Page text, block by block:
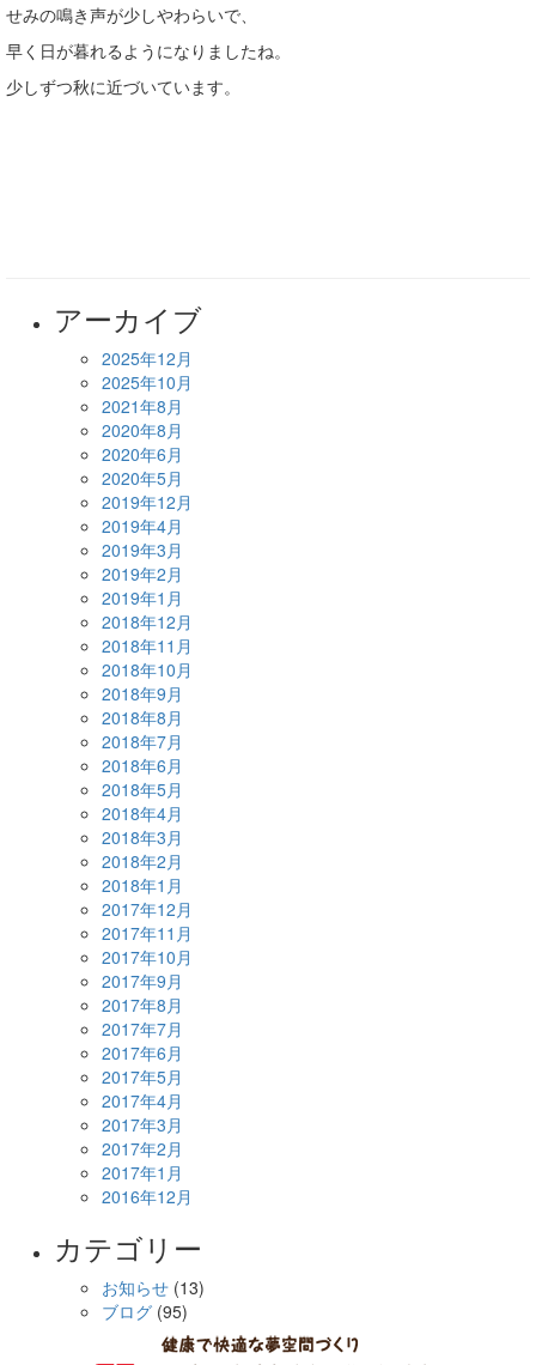
せみの鳴き声が少しやわらいで、
早く日が暮れるようになりましたね。
少しずつ秋に近づいています。
アーカイブ
2025年12月
2025年10月
2021年8月
2020年8月
2020年6月
2020年5月
2019年12月
2019年4月
2019年3月
2019年2月
2019年1月
2018年12月
2018年11月
2018年10月
2018年9月
2018年8月
2018年7月
2018年6月
2018年5月
2018年4月
2018年3月
2018年2月
2018年1月
2017年12月
2017年11月
2017年10月
2017年9月
2017年8月
2017年7月
2017年6月
2017年5月
2017年4月
2017年3月
2017年2月
2017年1月
2016年12月
カテゴリー
お知らせ (13)
ブログ (95)